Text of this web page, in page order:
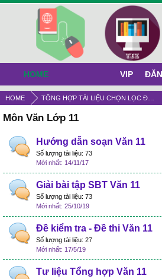
HOME TỔNG HỢP TÀI LIỆU CHỌN LỌC ĐỂ
Môn Văn Lớp 11
Hướng dẫn soạn Văn 11
Số lượng tài liệu: 73
14/11/17
Giải bài tập SBT Văn 11
Số lượng tài liệu: 73
25/10/19
Đề kiểm tra - Đề thi Văn 11
Số lượng tài liệu: 27
17/5/19
Tư liệu Tổng hợp Văn 11
HOME VIP